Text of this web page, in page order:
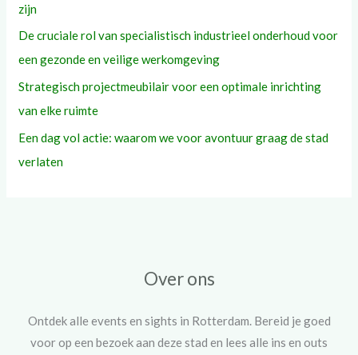
zijn
De cruciale rol van specialistisch industrieel onderhoud voor
een gezonde en veilige werkomgeving
Strategisch projectmeubilair voor een optimale inrichting
van elke ruimte
Een dag vol actie: waarom we voor avontuur graag de stad
verlaten
Over ons
Ontdek alle events en sights in Rotterdam. Bereid je goed
voor op een bezoek aan deze stad en lees alle ins en outs